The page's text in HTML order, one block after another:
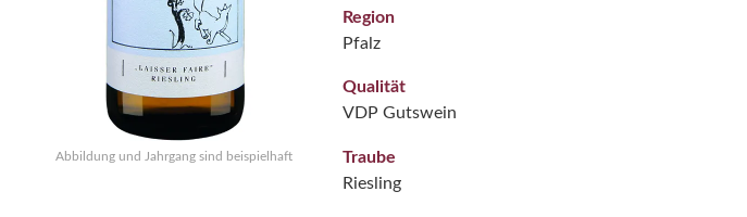
Abbildung und Jahrgang sind beispielhaft
Region
Pfalz
Qualität
VDP Gutswein
Traube
Riesling